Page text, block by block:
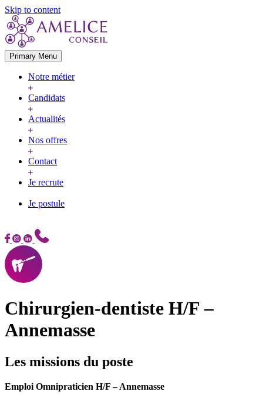
Skip to content
Primary Menu
Notre métier
Candidats
Actualités
Nos offres
Contact
Je recrute
Je postule
Chirurgien-dentiste H/F –
Annemasse
Les missions du poste
Emploi Omnipraticien H/F – Annemasse